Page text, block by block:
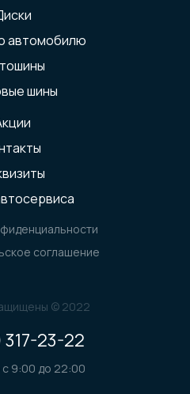
автомобилю
шины
соглашение
© 2022
317-23-22
9:00 до 22:00